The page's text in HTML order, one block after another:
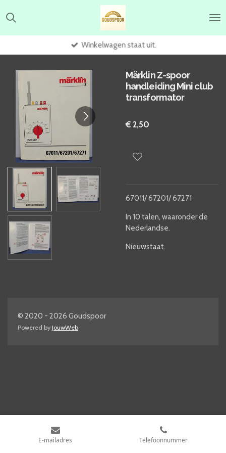
direct
hoofdinhoud
Winkelwagen staat uit.
Märklin Z-spoor
handleiding Mini club
transformator
€ 2,50
67011/ 67201/ 67271
In 10 talen, waaronder de
Nederlandse.
Nieuwstaat.
© 2020 - 2026 Goudspoor
Powered by JouwWeb
E-mailadres Telefoonnummer